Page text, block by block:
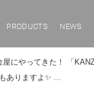
PRODUCTS NEWS
にやってきた！ 「
りますよ✨ ...